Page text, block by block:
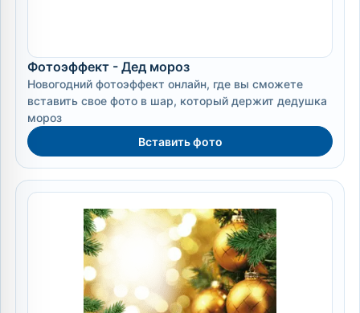
Фотоэффект - Дед мороз
Новогодний фотоэффект онлайн, где вы сможете
вставить свое фото в шар, который держит дедушка
мороз
Вставить фото